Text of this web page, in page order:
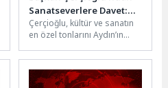
Sanatseverlere Davet:
Didim’de Eşsiz Bir Sergi
Daha Kapılarını Açtı
Çerçioğlu, kültür ve sanatın
en özel tonlarını Aydın’ın
vatandaşlarla buluşturmayı
sürdürüyor.Aydın
Büyükşehir...